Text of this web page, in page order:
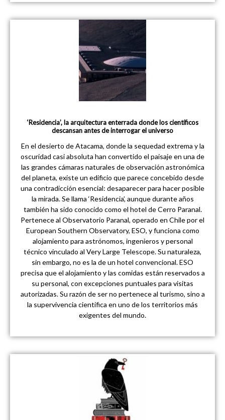
‘Residencia’, la arquitectura enterrada donde los científicos
descansan antes de interrogar el universo
En el desierto de Atacama, donde la sequedad extrema y la
oscuridad casi absoluta han convertido el paisaje en una de
las grandes cámaras naturales de observación astronómica
del planeta, existe un edificio que parece concebido desde
una contradicción esencial: desaparecer para hacer posible
la mirada. Se llama ‘Residencia’, aunque durante años
también ha sido conocido como el hotel de Cerro Paranal.
Pertenece al Observatorio Paranal, operado en Chile por el
European Southern Observatory, ESO, y funciona como
alojamiento para astrónomos, ingenieros y personal
técnico vinculado al Very Large Telescope. Su naturaleza,
sin embargo, no es la de un hotel convencional. ESO
precisa que el alojamiento y las comidas están reservados a
su personal, con excepciones puntuales para visitas
autorizadas. Su razón de ser no pertenece al turismo, sino a
la supervivencia científica en uno de los territorios más
exigentes del mundo.